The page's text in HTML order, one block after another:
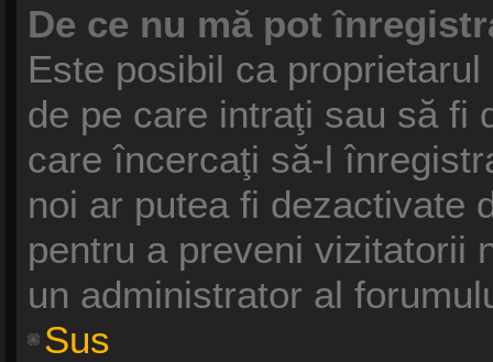
De ce nu mă pot
Este posibil ca
de pe care intraţi sau să fi
care încercaţi să-l
noi ar putea fi dezactivate
pentru a preveni vizitatorii
un administrator al
Sus